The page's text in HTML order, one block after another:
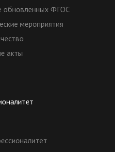
обновленных ФГОС
мероприятия
акты